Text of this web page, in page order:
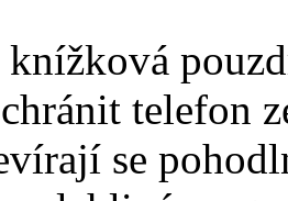
telefon
se